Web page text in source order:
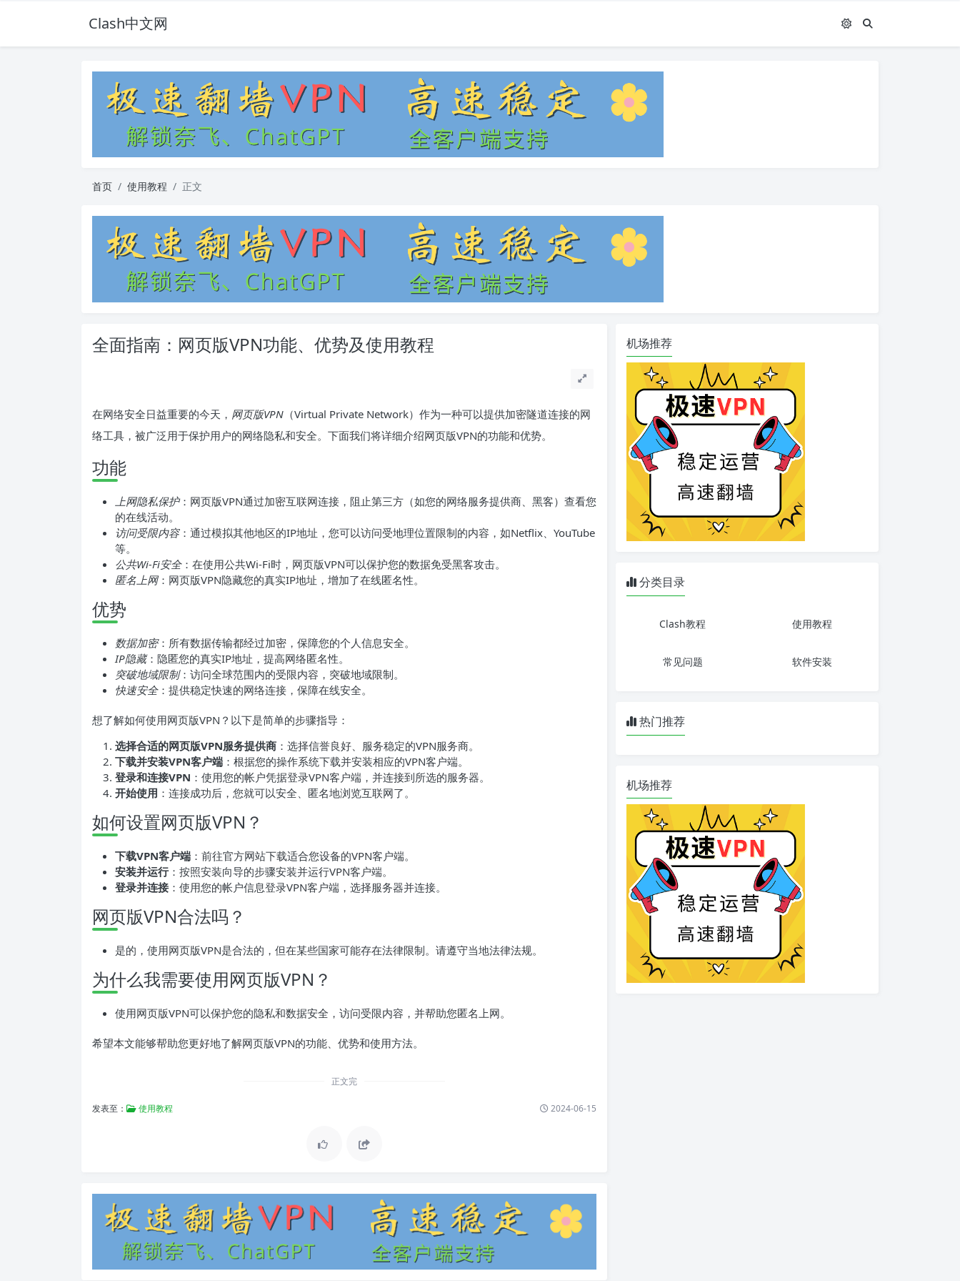
Clash中文网
首页 使用教程 正文
全面指南：网页版VPN功能、优势及使用教程
在网络安全日益重要的今天， 网页版VPN （Virtual Private Network）作为一种可以提供加密隧道连接的网
络工具，被广泛用于保护用户的网络隐私和安全。下面我们将详细介绍网页版VPN的功能和优势。
功能
上网隐私保护：网页版VPN通过加密互联网连接，阻止第三方（如您的网络服务提供商、黑客）查看您
的在线活动。
访问受限内容：通过模拟其他地区的IP地址，您可以访问受地理位置限制的内容，如Netflix、YouTube
等。
公共Wi-Fi安全：在使用公共Wi-Fi时，网页版VPN可以保护您的数据免受黑客攻击。
匿名上网：网页版VPN隐藏您的真实IP地址，增加了在线匿名性。
优势
数据加密：所有数据传输都经过加密，保障您的个人信息安全。
IP隐藏：隐匿您的真实IP地址，提高网络匿名性。
突破地域限制：访问全球范围内的受限内容，突破地域限制。
快速安全：提供稳定快速的网络连接，保障在线安全。
想了解如何使用网页版VPN？以下是简单的步骤指导：
选择合适的网页版VPN服务提供商 ：选择信誉良好、服务稳定的VPN服务商。
下载并安装VPN客户端 ：根据您的操作系统下载并安装相应的VPN客户端。
登录和连接VPN ：使用您的帐户凭据登录VPN客户端，并连接到所选的服务器。
开始使用 ：连接成功后，您就可以安全、匿名地浏览互联网了。
如何设置网页版VPN？
下载VPN客户端 ：前往官方网站下载适合您设备的VPN客户端。
安装并运行：按照安装向导的步骤安装并运行VPN客户端。
登录并连接 ：使用您的帐户信息登录VPN客户端，选择服务器并连接。
网页版VPN合法吗？
是的，使用网页版VPN是合法的，但在某些国家可能存在法律限制。请遵守当地法律法规。
为什么我需要使用网页版VPN？
使用网页版VPN可以保护您的隐私和数据安全，访问受限内容，并帮助您匿名上网。
希望本文能够帮助您更好地了解网页版VPN的功能、优势和使用方法。
正文完
发表至： 使用教程 2024-06-15
机场推荐
分类目录
Clash教程 使用教程
常见问题 软件安装
热门推荐
机场推荐